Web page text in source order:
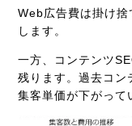
Web広告費は掛け
します。
一方、コンテンツ
残ります。過去コン
集客単価が下がって